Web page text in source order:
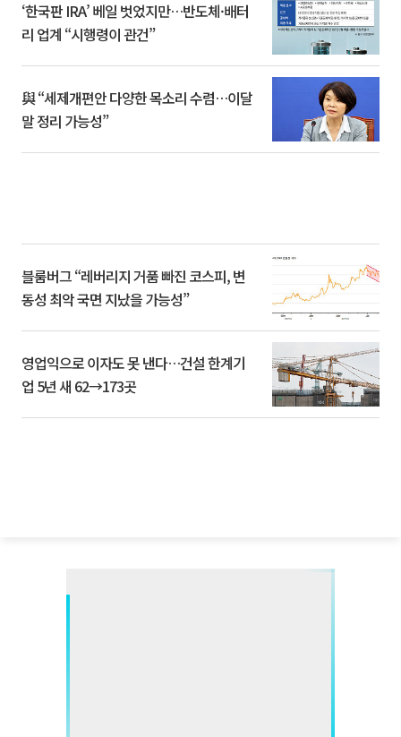
‘한국판 IRA’ 베일 벗었지만…반도체·배터
리 업계 “시행령이 관건”
與 “세제개편안 다양한 목소리 수렴…이달
말 정리 가능성”
블룸버그 “레버리지 거품 빠진 코스피, 변
동성 최악 국면 지났을 가능성”
영업익으로 이자도 못 낸다…건설 한계기
업 5년 새 62→173곳